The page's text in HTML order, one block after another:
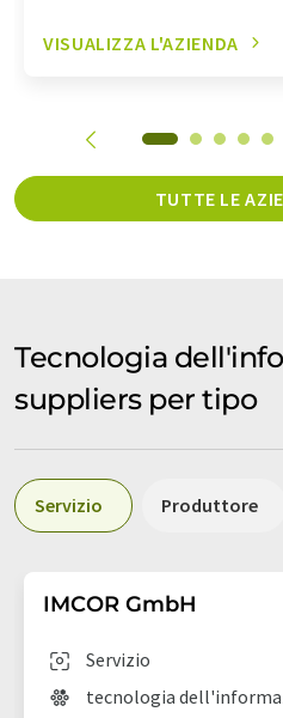
VISUALIZZA L'AZIENDA
TUTTE LE
Tecnologia
suppliers per tipo
Servizio Produttore
IMCOR GmbH
Servizio
tecnologia